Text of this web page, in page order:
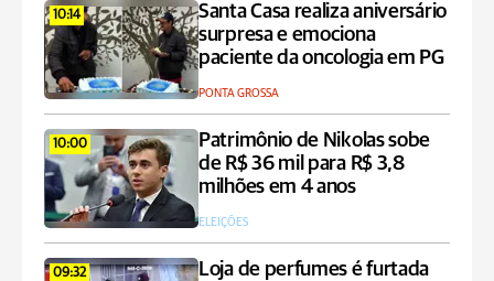
10:14
Santa Casa realiza aniversário
surpresa e emociona
paciente da oncologia em PG
PONTA GROSSA
10:00
Patrimônio de Nikolas sobe
de R$ 36 mil para R$ 3,8
milhões em 4 anos
ELEIÇÕES
09:32
Loja de perfumes é furtada